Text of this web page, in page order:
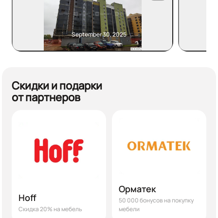
September 30, 2025
Скидки и подарки
от партнеров
Hoff
Скидка 20% на мебель
Орматек
50 000 бонусов на покупку
мебели